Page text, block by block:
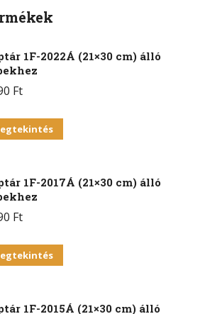
1F-2022Á (21×30 cm) álló
Ft
1F-2017Á (21×30 cm) álló
Ft
1F-2015Á (21×30 cm) álló